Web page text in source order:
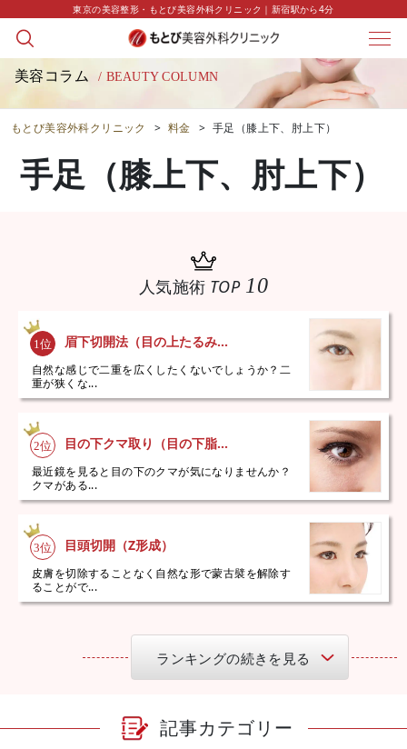
東京の美容整形・もとび美容外科クリニック｜新宿駅から4分
美容コラム / BEAUTY COLUMN
もとび美容外科クリニック > 料金 > 手足（膝上下、肘上下）
手足（膝上下、肘上下）
人気施術 TOP 10
眉下切開法（目の上たるみ...
自然な感じで二重を広くしたくないでしょうか？二
重が狭くな...
目の下クマ取り（目の下脂...
最近鏡を見ると目の下のクマが気になりませんか？
クマがある...
目頭切開（Z形成）
皮膚を切除することなく自然な形で蒙古襞を解除す
ることがで...
ランキングの続きを見る
記事カテゴリー